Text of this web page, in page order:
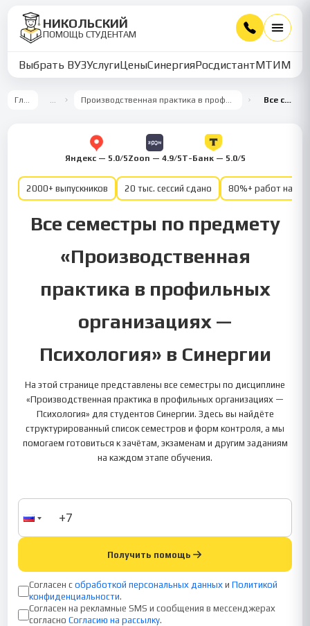
НИКОЛЬСКИЙ
ПОМОЩЬ СТУДЕНТАМ
Выбрать ВУЗУслугиЦеныСинергияРосдистантМТИММУ
Главная … Производственная практика в профильных организациях — Психология Все семестры
Яндекс — 5.0/5Zoon — 4.9/5Т-Банк — 5.0/5
2000+ выпускников 20 тыс. сессий сдано 80%+ работ на
Все семестры по предмету
«Производственная
практика в профильных
организациях —
Психология» в Синергии
На этой странице представлены все семестры по дисциплине
«Производственная практика в профильных организациях —
Психология» для студентов Синергии. Здесь вы найдёте
структурированный список семестров и форм контроля, а мы
помогаем готовиться к зачётам, экзаменам и другим заданиям
на каждом этапе обучения.
Получить помощь
Согласен с обработкой персональных данных и Политикой
конфиденциальности.
Согласен на рекламные SMS и сообщения в мессенджерах
согласно Согласию на рассылку.